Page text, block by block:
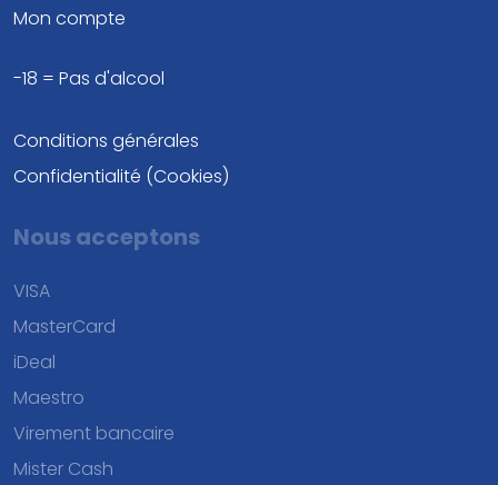
Mon compte
-18 = Pas d'alcool
Conditions générales
Confidentialité (Cookies)
Nous acceptons
VISA
MasterCard
iDeal
Maestro
Virement bancaire
Mister Cash